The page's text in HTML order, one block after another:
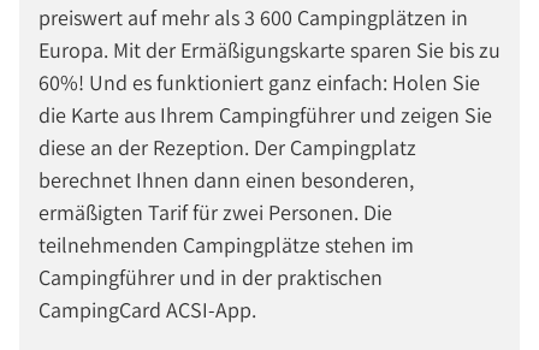
preiswert auf mehr als 3 600 Campingplätzen in
Europa. Mit der Ermäßigungskarte sparen Sie bis zu
60%! Und es funktioniert ganz einfach: Holen Sie
die Karte aus Ihrem Campingführer und zeigen Sie
diese an der Rezeption. Der Campingplatz
berechnet Ihnen dann einen besonderen,
ermäßigten Tarif für zwei Personen. Die
teilnehmenden Campingplätze stehen im
Campingführer und in der praktischen
CampingCard ACSI-App.